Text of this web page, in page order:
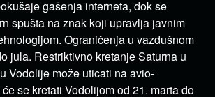
gašenja interneta, dok se
spušta na znak koji upravlja javnim
Ograničenja u vazdušnom
jula. Restriktivno kretanje Saturna u
Vodolije može uticati na avio-
se kretati Vodolijom od 21. marta do